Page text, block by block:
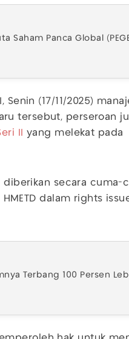
Saham Panca Global
(17/11/2025)
tersebut, perseroan
II
yang melekat pada
diberikan secara cuma-
dalam rights
Terbang 100 Persen